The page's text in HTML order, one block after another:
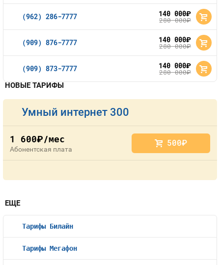
(962) 286-7777 140 000руб.
280 000руб.
(909) 876-7777 140 000руб.
280 000руб.
(909) 873-7777 140 000руб.
280 000руб.
НОВЫЕ ТАРИФЫ
Умный интернет 300
1 600руб./мес
Абонентская плата
500руб.
ЕЩЕ
Тарифы Билайн
Тарифы Мегафон